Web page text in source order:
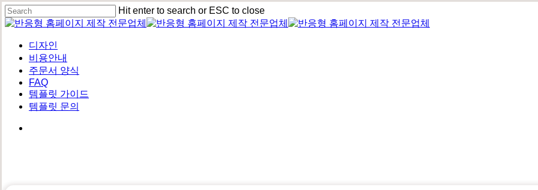
Skip
to
main
content
Hit enter to search or ESC to close
Close
Menu
디자인
비용안내
주문서 양식
FAQ
템플릿 가이드
템플릿 문의